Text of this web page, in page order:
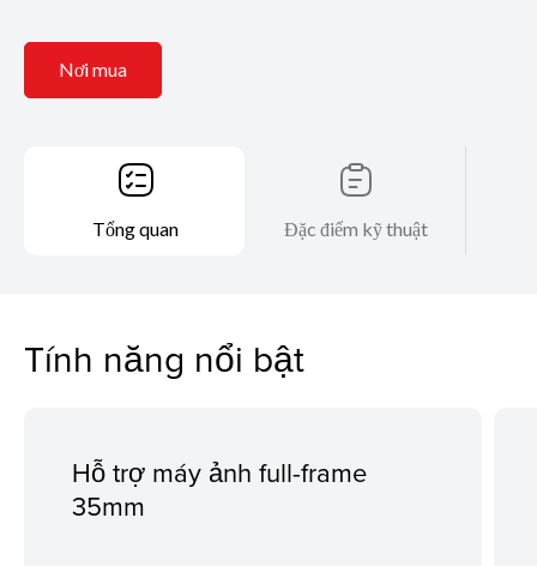
Nơi mua
Tổng quan Đặc điểm kỹ thuật
Tính năng nổi bật
Hỗ trợ máy ảnh full-frame
35mm